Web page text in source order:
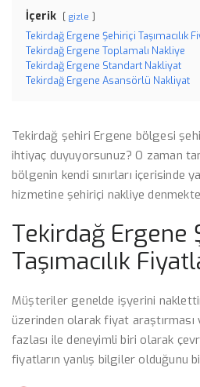
İçerik gizle
Tekirdağ Ergene Şehiriçi Taşımacılık
Tekirdağ Ergene Toplamalı Nakliye
Tekirdağ Ergene Standart Nakliyat
Tekirdağ Ergene Asansörlü Nakliyat
Tekirdağ şehiri Ergene bölgesi
ihtiyaç duyuyorsunuz? O zaman
bölgenin kendi sınırları içerisinde
hizmetine şehiriçi nakliye
Tekirdağ Ergene
Taşımacılık
Müşteriler genelde işyerini
üzerinden olarak fiyat araştırması
fazlası ile deneyimli biri olarak
fiyatların yanlış bilgiler olduğunu